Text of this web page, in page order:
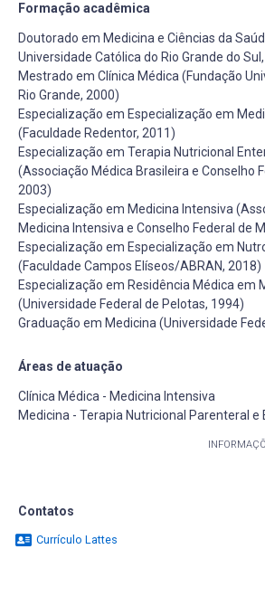
Formação acadêmica
Doutorado em Medicina e Ciências da
Universidade Católica do Rio Grande do
Mestrado em Clínica Médica (Fundação
Rio Grande, 2000)
Especialização em Especialização em
(Faculdade Redentor, 2011)
Especialização em Terapia Nutricional
(Associação Médica Brasileira e Conselho
2003)
Especialização em Medicina Intensiva
Medicina Intensiva e Conselho Federal de
Especialização em Especialização em
(Faculdade Campos Elíseos/ABRAN, 2018)
Especialização em Residência Médica em
(Universidade Federal de Pelotas, 1994)
Graduação em Medicina (Universidade
Áreas de atuação
Clínica Médica - Medicina Intensiva
Medicina - Terapia Nutricional Parenteral e
Contatos
Currículo Lattes